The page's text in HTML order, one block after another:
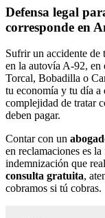
Defensa legal
corresponde en
Sufrir un accidente
en la autovía A-92, en
Torcal, Bobadilla o
tu economía y tu día a
complejidad de tratar
deben pagar.
Contar con un
en reclamaciones es
indemnización que
consulta gratuita,
cobramos si tú cobras.